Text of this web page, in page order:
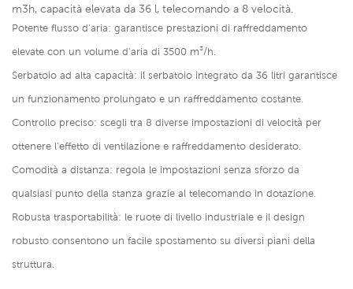
m3h, capacità elevata da 36 l, telecomando a 8 velocità.
Potente flusso d'aria: garantisce prestazioni di raffreddamento
elevate con un volume d'aria di 3500 m³/h.
Serbatoio ad alta capacità: il serbatoio integrato da 36 litri garantisce
un funzionamento prolungato e un raffreddamento costante.
Controllo preciso: scegli tra 8 diverse impostazioni di velocità per
ottenere l'effetto di ventilazione e raffreddamento desiderato.
Comodità a distanza: regola le impostazioni senza sforzo da
qualsiasi punto della stanza grazie al telecomando in dotazione.
Robusta trasportabilità: le ruote di livello industriale e il design
robusto consentono un facile spostamento su diversi piani della
struttura.